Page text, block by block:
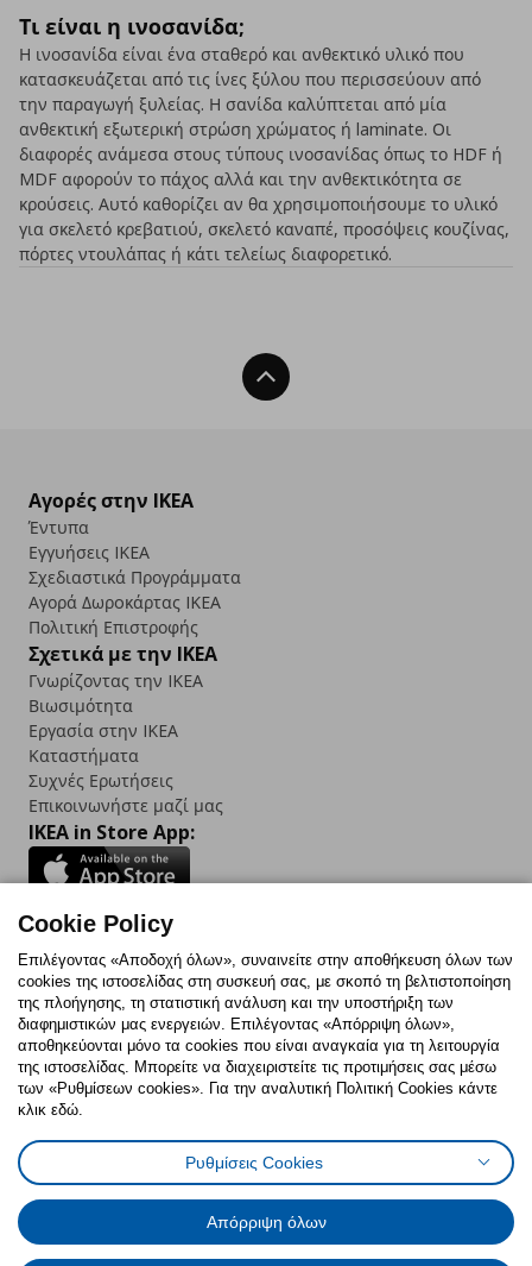
Τι είναι η ινοσανίδα;
Η ινοσανίδα είναι ένα σταθερό και ανθεκτικό υλικό που
κατασκευάζεται από τις ίνες ξύλου που περισσεύουν από
την παραγωγή ξυλείας. Η σανίδα καλύπτεται από μία
ανθεκτική εξωτερική στρώση χρώματος ή laminate. Οι
διαφορές ανάμεσα στους τύπους ινοσανίδας όπως το HDF ή
MDF αφορούν το πάχος αλλά και την ανθεκτικότητα σε
κρούσεις. Αυτό καθορίζει αν θα χρησιμοποιήσουμε το υλικό
για σκελετό κρεβατιού, σκελετό καναπέ, προσόψεις κουζίνας,
πόρτες ντουλάπας ή κάτι τελείως διαφορετικό.
Back To Top
Αγορές στην IKEA
Έντυπα
Εγγυήσεις IKEA
Σχεδιαστικά Προγράμματα
Αγορά Δωρoκάρτας IKEA
Πολιτική Επιστροφής
Σχετικά με την IKEA
Γνωρίζοντας την IKEA
Βιωσιμότητα
Εργασία στην IKEA
Καταστήματα
Συχνές Ερωτήσεις
Επικοινωνήστε μαζί μας
IKEA in Store App:
Follow us:
FacebookInstagram
TikTokYoutubePinterestTwitter
Πολιτική CookiesΔήλωση ψηφιακής προσβασιμότητας
Ρυθμίσεις cookiesΌροι Χρήσης
Γενική Πολιτική Προσωπικών Δεδομένων
Πολιτική Προσωπικών Δεδομένων για ΙΚΕΑ.gr
Κώδικας Καταναλωτικής Δεοντολογίας
Cookie Policy
Επιλέγοντας «Αποδοχή όλων», συναινείτε στην αποθήκευση όλων των
cookies της ιστοσελίδας στη συσκευή σας, με σκοπό τη βελτιστοποίηση
της πλοήγησης, τη στατιστική ανάλυση και την υποστήριξη των
διαφημιστικών μας ενεργειών. Επιλέγοντας «Απόρριψη όλων»,
αποθηκεύονται μόνο τα cookies που είναι αναγκαία για τη λειτουργία
της ιστοσελίδας. Μπορείτε να διαχειριστείτε τις προτιμήσεις σας μέσω
των «Ρυθμίσεων cookies». Για την αναλυτική Πολιτική Cookies κάντε
κλικ εδώ.
Ρυθμίσεις Cookies
Απόρριψη όλων